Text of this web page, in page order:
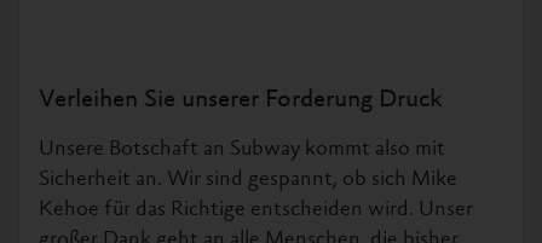
Verleihen Sie unserer Forderung Druck
Unsere Botschaft an Subway kommt also mit
Sicherheit an. Wir sind gespannt, ob sich Mike
Kehoe für das Richtige entscheiden wird. Unser